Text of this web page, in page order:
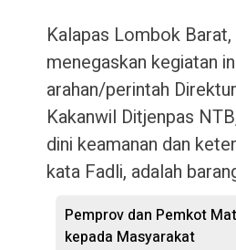
Kalapas Lombok
menegaskan kegiatan
arahan/perintah
Kakanwil Ditjenpas
dini keamanan dan
kata Fadli, adalah
Pemprov dan Pemkot
kepada Masyarakat